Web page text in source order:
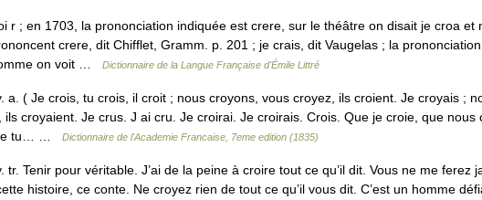
r ; en 1703, la prononciation indiquée est crere, sur le théâtre on disait je croa et
crere, dit Chifflet, Gramm. p. 201 ; je crais, dit Vaugelas ; la
on voit …
Dictionnaire de la Langue Française d'Émile Littré
a. ( Je crois, tu crois, il croit ; nous croyons, vous croyez, ils croient. Je croyais ;
ils croyaient. Je crus. J ai cru. Je croirai. Je croirais. Crois. Que je croie, que nous
tu… …
Dictionnaire de l'Academie Francaise, 7eme edition (1835)
tr. Tenir pour véritable. J’ai de la peine à croire tout ce qu’il dit. Vous ne me ferez
histoire, ce conte. Ne croyez rien de tout ce qu’il vous dit. C’est un homme